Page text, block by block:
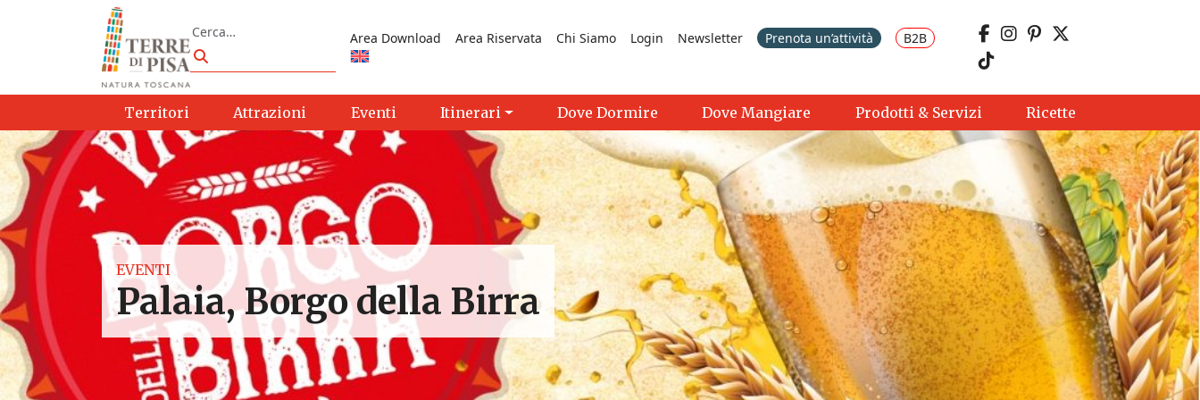
Vai al contenuto
Cerca
Cerca
Area Download Area Riservata Chi Siamo Login Newsletter Prenota un’attività B2B
Territori Attrazioni Eventi Itinerari Dove Dormire Dove Mangiare Prodotti & Servizi Ricette
EVENTI
Palaia, Borgo della Birra